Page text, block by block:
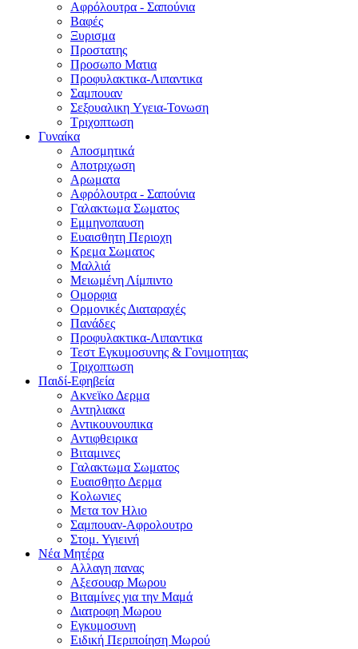
Αφρόλουτρα - Σαπούνια
Βαφές
Ξυρισμα
Προστατης
Προσωπο Ματια
Προφυλακτικα-Λιπαντικα
Σαμπουαν
Σεξουαλικη Yγεια-Τονωση
Τριχοπτωση
Γυναίκα
Αποσμητικά
Αποτριχωση
Αρωματα
Αφρόλουτρα - Σαπούνια
Γαλακτωμα Σωματος
Εμμηνοπαυση
Ευαισθητη Περιοχη
Κρεμα Σωματος
Μαλλιά
Μειωμένη Λίμπιντο
Ομορφια
Ορμονικές Διαταραχές
Πανάδες
Προφυλακτικα-Λιπαντικα
Τεστ Εγκυμοσυνης & Γονιμοτητας
Τριχοπτωση
Παιδί-Εφηβεία
Ακνεϊκο Δερμα
Αντηλιακα
Αντικουνουπικα
Αντιφθειρικα
Βιταμινες
Γαλακτωμα Σωματος
Ευαισθητο Δερμα
Κολωνιες
Μετα τον Ηλιο
Σαμπουαν-Αφρολουτρο
Στομ. Υγιεινή
Νέα Μητέρα
Αλλαγη πανας
Αξεσουαρ Μωρου
Βιταμίνες για την Μαμά
Διατροφη Μωρου
Εγκυμοσυνη
Ειδική Περιποίηση Μωρού